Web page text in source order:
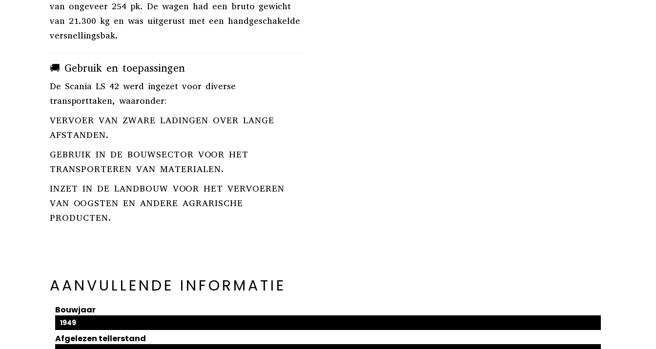
van ongeveer 254 pk. De wagen had een bruto gewicht
van 21.300 kg en was uitgerust met een handgeschakelde
versnellingsbak.
🚚 Gebruik en toepassingen
De Scania LS 42 werd ingezet voor diverse
transporttaken, waaronder:
VERVOER VAN ZWARE LADINGEN OVER LANGE
AFSTANDEN.
GEBRUIK IN DE BOUWSECTOR VOOR HET
TRANSPORTEREN VAN MATERIALEN.
INZET IN DE LANDBOUW VOOR HET VERVOEREN
VAN OOGSTEN EN ANDERE AGRARISCHE
PRODUCTEN.
AANVULLENDE INFORMATIE
Bouwjaar
1949
Afgelezen tellerstand